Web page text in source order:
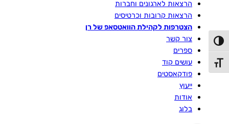
הפעל/כבה ניגודיות גבוהה
מתג גודל גופן
הרצאות לארגונים וחברות
הרצאות קרובות וכרטיסים
הצטרפות לקהילת הוואטסאפ של רן
צור קשר
ספרים
עושים קוד
פודקאסטים
ייעוץ
אודות
בלוג